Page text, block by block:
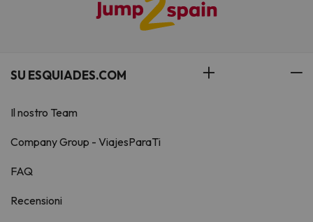
SU ESQUIADES.COM
Il nostro Team
Company Group - ViajesParaTi
FAQ
Recensioni